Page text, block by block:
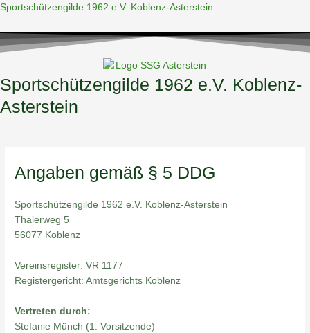
Zum
springen
Sportschützengilde 1962 e.V. Koblenz-Asterstein
Sportschützengilde 1962 e.V. Koblenz-
Asterstein
Angaben gemäß § 5 DDG
Sportschützengilde 1962 e.V. Koblenz-Asterstein
Thälerweg 5
56077 Koblenz
Vereinsregister: VR 1177
Registergericht: Amtsgerichts Koblenz
Vertreten durch:
Stefanie Münch (1. Vorsitzende)